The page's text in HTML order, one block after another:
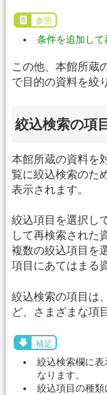
参照
条件を追加して
この他、本館所蔵
で目的の資料を絞
絞込検索の項
本館所蔵の資料を
覧に絞込検索のた
表示されます。
絞込項目を選択し
して再検索された
複数の絞込項目を
項目にあてはまる
絞込検索の項目は
ど、さまざまな項
補足
絞込検索欄に
なります。
絞込項目の種